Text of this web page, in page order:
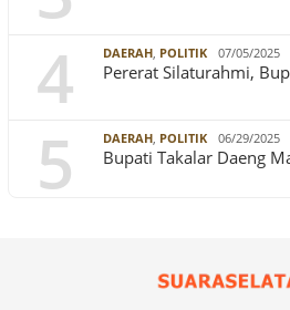
4 DAERAH, POLITIK 07/05/2025
Pererat Silaturahmi,
5 DAERAH, POLITIK 06/29/2025
Bupati Takalar Daeng